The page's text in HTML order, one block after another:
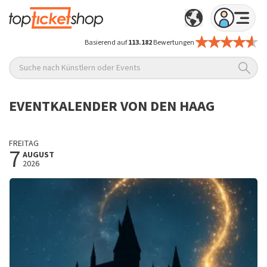
Basierend auf113.182Bewertungen
Suche nach Künstlern oder Events
EVENTKALENDER VON DEN HAAG
FREITAG
7 AUGUST
2026